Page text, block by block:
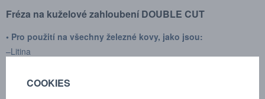
Fréza na kuželové zahloubení DOUBLE CUT
• Pro použití na všechny železné kovy, jako jsou:
–Litina
– Nerezová ocel (INOX)
COOKIES